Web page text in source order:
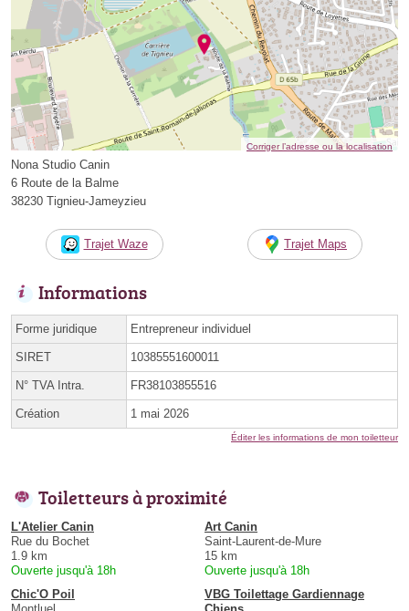
Corriger l’adresse ou la localisation
Nona Studio Canin
6 Route de la Balme
38230 Tignieu-Jameyzieu
Trajet Waze Trajet Maps
Informations
Forme juridique Entrepreneur individuel
SIRET 10385551600011
N° TVA Intra. FR38103855516
Création 1 mai 2026
Éditer les informations de mon toiletteur
Toiletteurs à proximité
L'Atelier Canin
Rue du Bochet
1.9 km
Ouverte jusqu'à 18h
Art Canin
Saint-Laurent-de-Mure
15 km
Ouverte jusqu'à 18h
Chic'O Poil
VBG Toilettage Gardiennage